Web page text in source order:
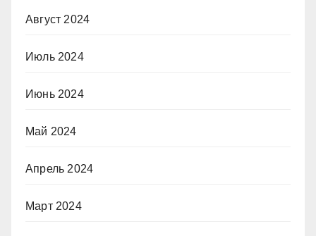
Август 2024
Июль 2024
Июнь 2024
Май 2024
Апрель 2024
Март 2024